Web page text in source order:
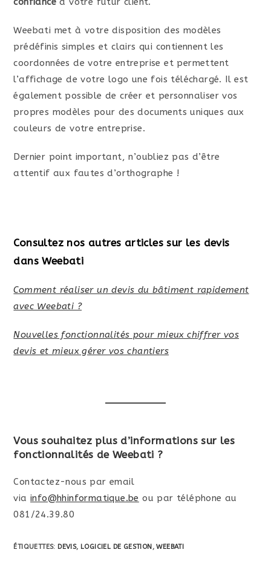
Weebati met à votre disposition des modèles
prédéfinis simples et clairs qui contiennent les
coordonnées de votre entreprise et permettent
l’affichage de votre logo une fois téléchargé. Il est
également possible de créer et personnaliser vos
propres modèles pour des documents uniques aux
couleurs de votre entreprise.
Dernier point important, n’oubliez pas d’être
attentif aux fautes d’orthographe !
Consultez nos autres articles sur les devis
dans Weebati
Comment réaliser un devis du bâtiment rapidement
avec Weebati ?
Nouvelles fonctionnalités pour mieux chiffrer vos
devis et mieux gérer vos chantiers
Vous souhaitez plus d’informations sur les
fonctionnalités de Weebati ?
Contactez-nous par email
viainfo@hhinformatique.be ou par téléphone au
081/24.39.80
ÉTIQUETTES: DEVIS, LOGICIEL DE GESTION, WEEBATI